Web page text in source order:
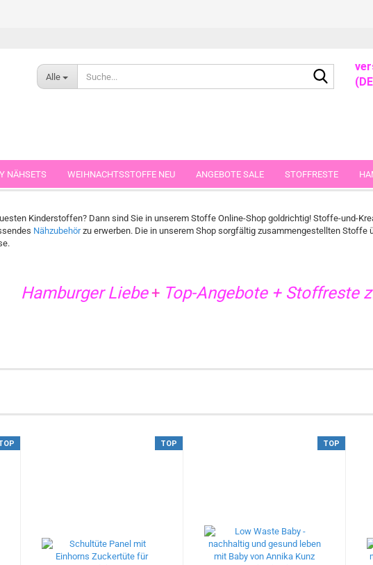
Alle
Suche...
NÄHSETS WEIHNACHTSSTOFFE NEU ANGEBOTE SALE STOFFRESTE
hochwertige Kinderstoffe - aus Jersey, Fleece oder Webware
Kinderstoffen? Dann sind Sie in unserem Stoffe Online-Shop goldrichtig! Stoffe-und-
Nähzubehörzu erwerben. Die in unserem Shop sorgfältig zusammengestellten
Hamburger Liebe+ Top-Angebote + Stoffreste
TOP TOP